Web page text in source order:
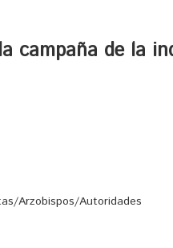
campaña de la
Arzobispos/Autoridades